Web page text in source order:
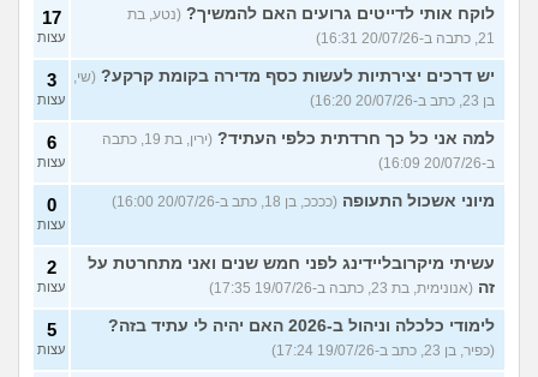
לוקח אותי לדייטים גרועים האם להמשיך? (נטע, בת
21, כתבה ב-20/07/26 16:31)
17
עצות
יש דרכים יצירתיות לעשות כסף מדירה בקומת קרקע? (שי,
בן 23, כתב ב-20/07/26 16:20)
3
עצות
למה אני כל כך חרדתית כלפי העתיד?
(ירין, בת 19, כתבה
ב-20/07/26 16:09)
6
עצות
מיוני אשכול התעופה (ככככ, בן 18, כתב ב-20/07/26 16:00) 0
עצות
עשיתי מיקרובליידינג לפני חמש שנים ואני מתחרטת על
זה (אנונימית, בת 23, כתבה ב-19/07/26 17:35)
2
עצות
לימודי כלכלה וניהול ב-2026 האם יהיה לי עתיד בזה?
(כפיר, בן 23, כתב ב-19/07/26 17:24)
5
עצות